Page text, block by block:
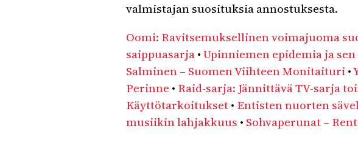
valmistajan suosituksia annostuksesta.
Oomi: Ravitsemuksellinen voimajuoma
saippuasarja•Upinniemen epidemia ja
Salminen – Suomen Viihteen Monitaituri•
Perinne • Raid-sarja: Jännittävä TV-sarja
Käyttötarkoitukset• Entisten nuorten
musiikin lahjakkuus • Sohvaperunat –